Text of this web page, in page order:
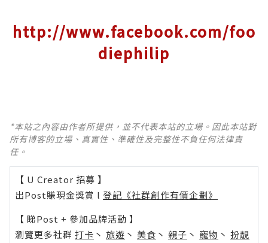
http://www.facebook.com/foo
diephilip
*本站之內容由作者所提供，並不代表本站的立場。因此本站對
所有博客的立場、真實性、準確性及完整性不負任何法律責
任。
【 U Creator 招募 】
出Post賺現金獎賞 l 登記《社群創作有價企劃》
【 睇Post + 參加品牌活動 】
瀏覽更多社群 打卡 丶 旅遊 丶 美食 丶 親子 丶 寵物 丶 扮靚